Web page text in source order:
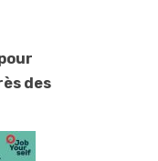
des